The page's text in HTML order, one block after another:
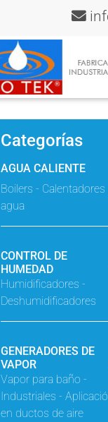
Categorías
AGUA CALIENTE
Boilers - Calentadores
agua
CONTROL DE
HUMEDAD
Humidificadores -
Deshumidificadores
GENERADORES DE
VAPOR
Vapor para baño -
Industriales -
en ductos de aire